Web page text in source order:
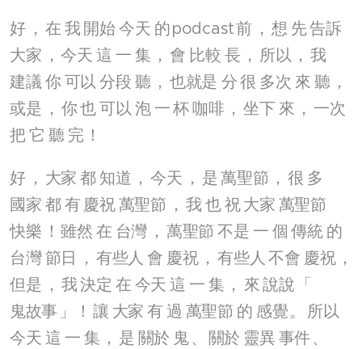
好 ， 在 我 開始今天 的podcast前 ， 想 先告訴
大家 ， 今天 這 一 集 ， 會 比較 長 ， 所以 ， 我
建議你可以分段 聽 ， 也就是 分很 多次 來 聽 ，
或是 ， 你也可以泡 一杯咖啡 ， 坐下 來 ， 一次
把 它 聽 完 ！
好 ， 大家 都 知道 ， 今天 ， 是萬聖節 ， 很 多
國家 都有 慶祝萬聖節 ， 我 也祝大家 萬聖節
快樂 ！ 雖然 在 台灣 ， 萬聖節 不是 一 個 傳統 的
台灣 節日 ， 有些人 會 慶祝 ， 有些人 不會 慶祝 ，
但是 ， 我決定 在 今天 這 一 集 ， 來說說 「
鬼故事 」！ 讓 大家 有 過 萬聖節 的 感覺。
所以
今天 這 一 集 ， 是 關於 鬼、 關於 靈異 事件、